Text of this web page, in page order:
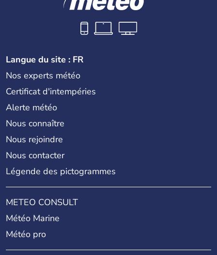
Langue du site : FR
Nos experts météo
Certificat d'intempéries
Alerte météo
Nous connaître
Nous rejoindre
Nous contacter
Légende des pictogrammes
METEO CONSULT
Météo Marine
Météo pro